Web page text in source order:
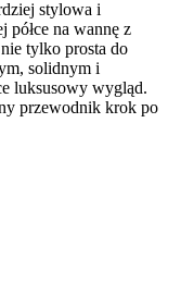
stylowa i
półce na wannę z
tylko prosta do
solidnym i
luksusowy wygląd.
przewodnik krok po